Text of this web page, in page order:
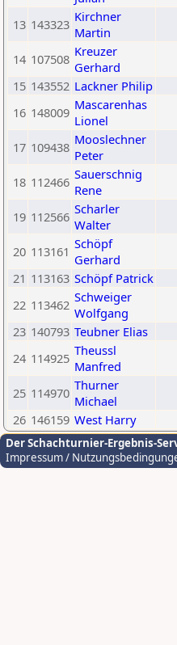
13 143323 Kirchner
Martin
14 107508 Kreuzer
Gerhard
15 143552 Lackner Philip
16 148009 Mascarenhas
Lionel
17 109438 Mooslechner
Peter
18 112466 Sauerschnig
Rene
19 112566 Scharler
Walter
20 113161 Schöpf
Gerhard
21 113163 Schöpf Patrick
22 113462 Schweiger
Wolfgang
23 140793 Teubner Elias
24 114925 Theussl
Manfred
25 114970 Thurner
Michael
26 146159 West Harry
Der Schachturnier-Ergebnis-
Impressum /